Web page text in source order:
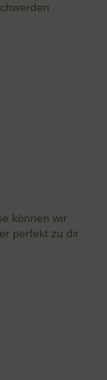
können wir
perfekt zu dir